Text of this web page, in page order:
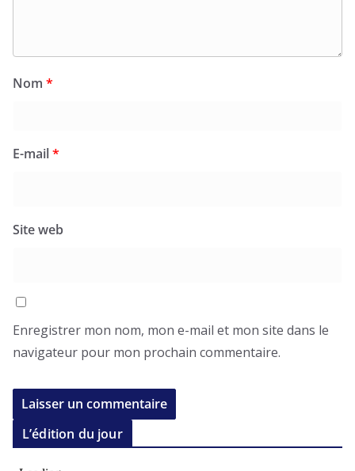
Nom *
E-mail*
Site web
Enregistrer mon nom, mon e-mail et mon site dans le
navigateur pour mon prochain commentaire.
L’édition du jour